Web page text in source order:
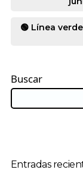
🟢 Línea verde
Buscar
Entradas